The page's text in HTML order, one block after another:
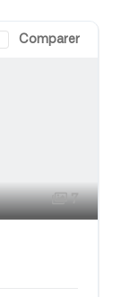
Comparer
7